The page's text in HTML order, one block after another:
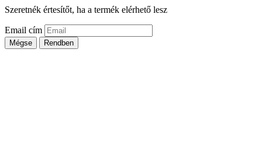
Szeretnék értesítőt, ha a termék elérhető lesz
Email cím
Mégse Rendben